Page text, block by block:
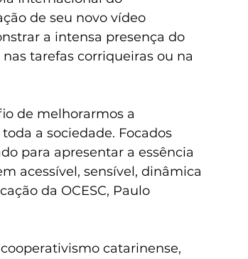
de seu novo vídeo
a intensa presença do
tarefas corriqueiras ou na
de melhorarmos a
a sociedade. Focados
para apresentar a essência
acessível, sensível, dinâmica
da OCESC, Paulo
catarinense,